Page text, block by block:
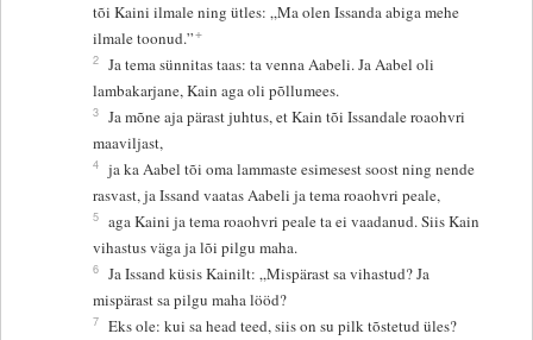
tõi Kaini ilmale ning ütles: „Ma olen Issanda abiga mehe
ilmale toonud.”+
2 Ja tema sünnitas taas: ta venna Aabeli. Ja Aabel oli
lambakarjane, Kain aga oli põllumees.
3 Ja mõne aja pärast juhtus, et Kain tõi Issandale roaohvri
maaviljast,
4 ja ka Aabel tõi oma lammaste esimesest soost ning nende
rasvast, ja Issand vaatas Aabeli ja tema roaohvri peale,
5 aga Kaini ja tema roaohvri peale ta ei vaadanud. Siis Kain
vihastus väga ja lõi pilgu maha.
6 Ja Issand küsis Kainilt: „Mispärast sa vihastud? Ja
mispärast sa pilgu maha lööd?
7 Eks ole: kui sa head teed, siis on su pilk tõstetud üles?